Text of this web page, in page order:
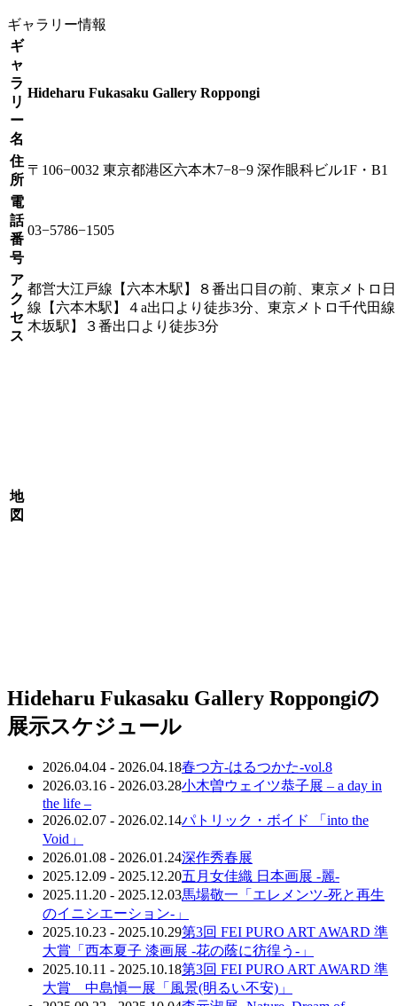
ギャラリー情報
ギ
ャ
ラ
リ
ー
名
Hideharu Fukasaku Gallery Roppongi
住
所
〒106−0032 東京都港区六本木7−8−9 深作眼科ビル1F・B1
電
話
番
号
03−5786−1505
ア
ク
セ
ス
都営大江戸線【六本木駅】８番出口目の前、東京メトロ
線【六本木駅】４a出口より徒歩3分、東京メトロ千代田
木坂駅】３番出口より徒歩3分
地
図
Hideharu Fukasaku Gallery Roppongiの
展示スケジュール
2026.04.04 - 2026.04.18春つ方-はるつかた-vol.8
2026.03.16 - 2026.03.28小木曽ウェイツ恭子展 – a day in
the life –
2026.02.07 - 2026.02.14パトリック・ボイド 「into the
Void」
2026.01.08 - 2026.01.24深作秀春展
2025.12.09 - 2025.12.20五月女佳織 日本画展 -麗-
2025.11.20 - 2025.12.03馬場敬一「エレメンツ-死と再生
のイニシエーション-」
2025.10.23 - 2025.10.29第3回 FEI PURO ART AWARD 準
大賞「西本夏子 漆画展 -花の蔭に彷徨う-」
2025.10.11 - 2025.10.18第3回 FEI PURO ART AWARD 準
大賞 中島愼一展「風景(明るい不安)」